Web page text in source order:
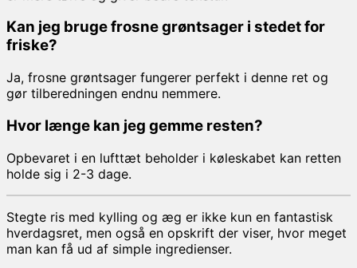
Kan jeg bruge frosne grøntsager i stedet for
friske?
Ja, frosne grøntsager fungerer perfekt i denne ret og
gør tilberedningen endnu nemmere.
Hvor længe kan jeg gemme resten?
Opbevaret i en lufttæt beholder i køleskabet kan retten
holde sig i 2-3 dage.
Stegte ris med kylling og æg er ikke kun en fantastisk
hverdagsret, men også en opskrift der viser, hvor meget
man kan få ud af simple ingredienser.